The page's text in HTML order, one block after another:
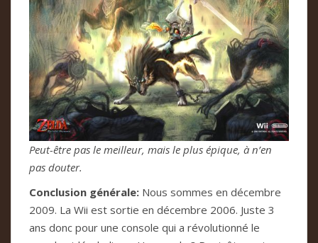
Peut-être pas le meilleur, mais le plus épique, à n’en
pas douter.
Conclusion générale: Nous sommes en décembre
2009. La Wii est sortie en décembre 2006. Juste 3
ans donc pour une console qui a révolutionné le